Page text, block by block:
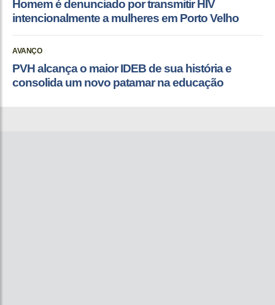
Homem é denunciado por transmitir HIV
intencionalmente a mulheres em Porto Velho
AVANÇO
PVH alcança o maior IDEB de sua história e
consolida um novo patamar na educação